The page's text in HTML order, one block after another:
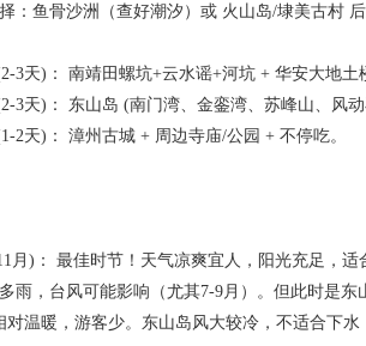
鱼骨沙洲（查好潮汐）或 火山岛/埭美古村 后
)： 南靖田螺坑+云水谣+河坑 + 华安大地土
)： 东山岛 (南门湾、金銮湾、苏峰山、风动
)： 漳州古城 + 周边寺庙/公园 + 不停吃。
)： 最佳时节！天气凉爽宜人，阳光充足，适
，台风可能影响（尤其7-9月）。但此时是东
温暖，游客少。东山岛风大较冷，不适合下水